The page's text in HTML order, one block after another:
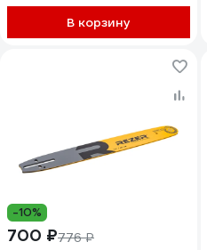
В корзину
-10%
700 ₽776 ₽